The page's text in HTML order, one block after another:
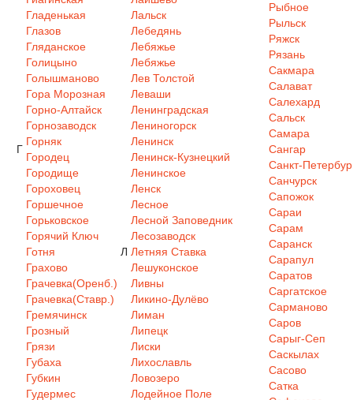
Г
Гладенькая
Глазов
Гляданское
Голицыно
Голышманово
Гора Морозная
Горно-Алтайск
Горнозаводск
Горняк
Городец
Городище
Гороховец
Горшечное
Горьковское
Горячий Ключ
Готня
Грахово
Грачевка(Оренб.)
Грачевка(Ставр.)
Гремячинск
Грозный
Грязи
Губаха
Губкин
Гудермес
Л
Лальск
Лебедянь
Лебяжье
Лебяжье
Лев Толстой
Леваши
Ленинградская
Лениногорск
Ленинск
Ленинск-Кузнецкий
Ленинское
Ленск
Лесное
Лесной Заповедник
Лесозаводск
Летняя Ставка
Лешуконское
Ливны
Ликино-Дулёво
Лиман
Липецк
Лиски
Лихославль
Ловозеро
Лодейное Поле
Рыбное
Рыльск
Ряжск
Рязань
Сакмара
Салават
Салехард
Сальск
Самара
Сангар
Санкт-
Санчурск
Сапожок
Сараи
Сарам
Саранск
Сарапул
Саратов
Саргатское
Сарманово
Саров
Сарыг-Сеп
Саскылах
Сасово
Сатка